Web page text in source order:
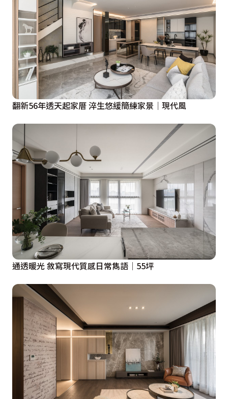
翻新56年透天起家厝 淬生悠緩簡練家景│現代風
通透暖光 敘寫現代質感日常雋語│55坪